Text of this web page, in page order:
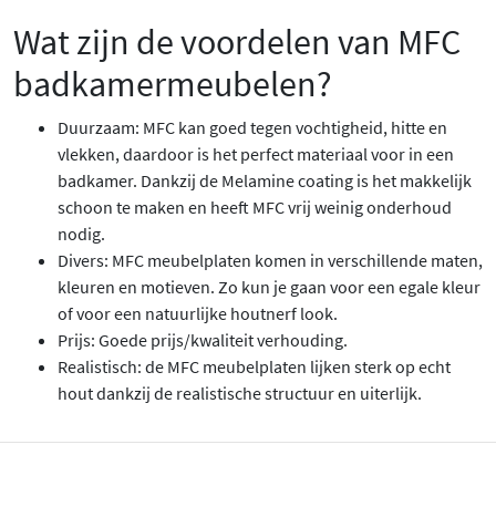
Wat zijn de voordelen van MFC
badkamermeubelen?
Duurzaam: MFC kan goed tegen vochtigheid, hitte en
vlekken, daardoor is het perfect materiaal voor in een
badkamer. Dankzij de Melamine coating is het makkelijk
schoon te maken en heeft MFC vrij weinig onderhoud
nodig.
Divers: MFC meubelplaten komen in verschillende maten,
kleuren en motieven. Zo kun je gaan voor een egale kleur
of voor een natuurlijke houtnerf look.
Prijs: Goede prijs/kwaliteit verhouding.
Realistisch: de MFC meubelplaten lijken sterk op echt
hout dankzij de realistische structuur en uiterlijk.